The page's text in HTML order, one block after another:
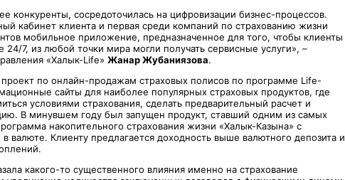
конкуренты, сосредоточилась на цифровизации бизнес-процессов.
кабинет клиента и первая среди компаний по страхованию жизни
мобильное приложение, предназначенное для того, чтобы клиенты
7, из любой точки мира могли получать сервисные услуги», –
«Халык-Life» Жанар Жубаниязова.
по онлайн-продажам страховых полисов по программе Life-
сайты для на­иболее популярных страховых продуктов, где
условиями страхования, сделать предварительный расчет и
В минувшем году был запущен продукт, ставший одним из самых
накопительного страхования жизни «Халык-Казына» с
валюте. Клиенту предлагается доходность выше валютного депозита и
какого-то существенного влияния именно на страхование